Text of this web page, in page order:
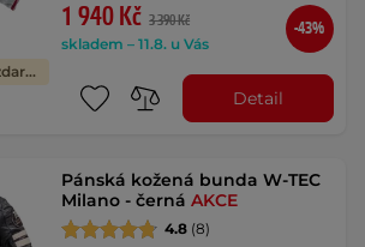
Výměna velikosti zdarma
1 940 Kč 3 390 Kč
skladem – 11.8. u Vás
-43%
Detail
Pánská kožená bunda W-TEC
Milano - černáAKCE
4.8 (8)